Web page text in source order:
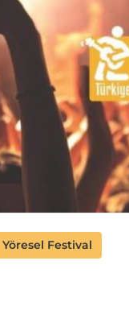
Yöresel Festival